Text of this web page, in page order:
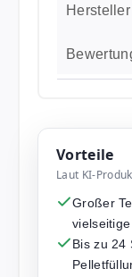
Hersteller
Vorteile
Laut KI-
Großer
Bis zu 24